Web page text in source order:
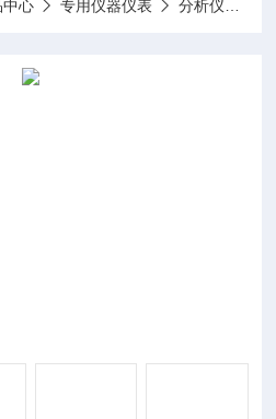
中心 专用仪器仪表 分析仪